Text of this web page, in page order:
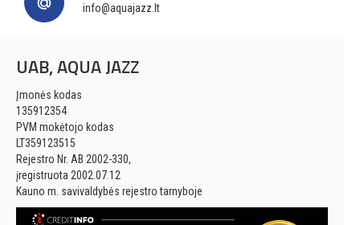
info@aquajazz.lt
UAB, AQUA JAZZ
Įmonės kodas
135912354
PVM mokėtojo kodas
LT359123515
Rejestro Nr. AB 2002-330,
įregistruota 2002.07.12
Kauno m. savivaldybės rejestro tarnyboje